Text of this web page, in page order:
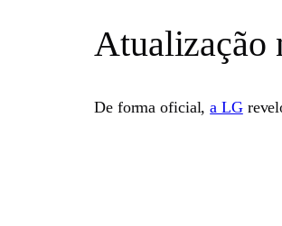
Atualização
De forma oficial,a LG